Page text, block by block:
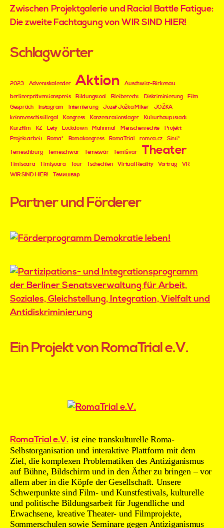
Zwischen Projektgalerie und Racial Battle Fatigue:
Die zweite Fachtagung von WIR SIND HIER!
Schlagwörter
2023 Adventskalender Aktion
Auschwitz-Birkenau
berlinerpräventionspreis
Bildungstool Bleiberecht Diskriminierung
Film
Gespräch
Instagram Internierung Jozef Jožka Miker
JOŽKA
keinmenschistillegal
Kongress Konzentrationslager
Kulturhauptstadt
Kurzfilm
KZ Lety Lockdown Mahnmal Menschenrechte
Projekt
Projektarbeit
Roma* Romakongress RomaTrial romea.cz Sinti*
Temeschburg Temeschwar Temesvár Temišvar Theater
Timisoara Timișoara Tour Tschechien Virtual Reality Vortrag
VR
WIR SIND HIER!
Темишвар
Partner und Förderer
Ein Projekt von RomaTrial e.V.
RomaTrial e.V. ist eine transkulturelle Roma-
Selbstorganisation und interaktive Plattform mit dem
Ziel, die komplexen Problematiken des Antiziganismus
auf Bühne, Bildschirm und in den Äther zu bringen – vor
allem aber in die Köpfe der Gesellschaft. Unsere
Schwerpunkte sind Film- und Kunstfestivals, kulturelle
und politische Bildungsarbeit für Jugendliche und
Erwachsene, kreative Theater- und Filmprojekte,
Sommerschulen sowie Seminare gegen Antiziganismus